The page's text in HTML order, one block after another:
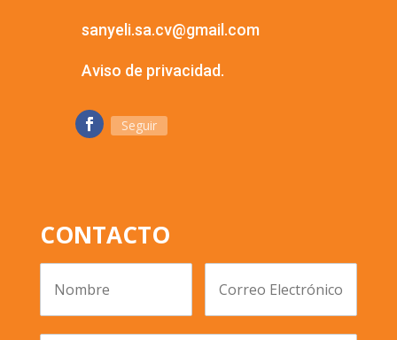
sanyeli.sa.cv@gmail.com
Aviso de privacidad.
Seguir
CONTACTO